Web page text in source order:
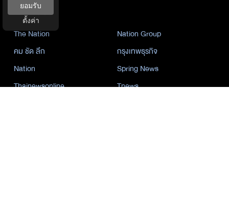
พาร์ทเนอร์
The Nation
Nation Group
คม ชัด ลึก
กรุงเทพธุรกิจ
Nation
Spring News
Thainewsonline
Tnews
ยอมรับ
ตั้งค่า